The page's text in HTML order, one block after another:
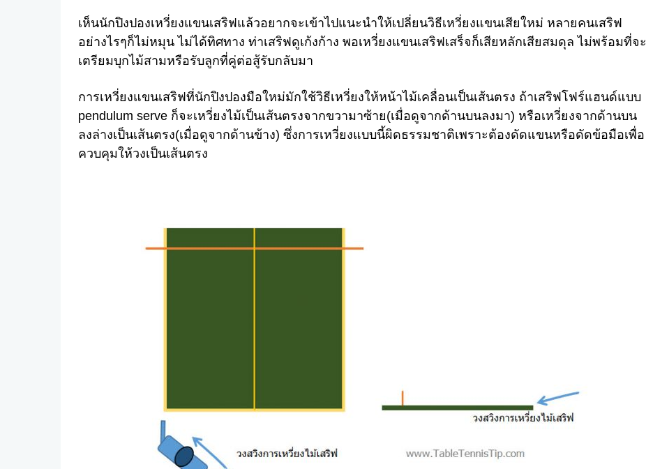
เห็นนักปิงปองเหวี่ยงแขนเสริฟแล้วอยากจะเข้าไปแนะนำให้เปลี่ยนวิธีเหวี่ยงแขนเสียใหม่ หลายคนเสริฟ
อย่างไรๆก็ไม่หมุน ไม่ได้ทิศทาง ท่าเสริฟดูเก้งก้าง พอเหวี่ยงแขนเสริฟเสร็จก็เสียหลักเสียสมดุล ไม่พร้อมที่จะ
เตรียมบุกไม้สามหรือรับลูกที่คู่ต่อสู้รับกลับมา
การเหวี่ยงแขนเสริฟที่นักปิงปองมือใหม่มักใช้วิธีเหวี่ยงให้หน้าไม้เคลื่อนเป็นเส้นตรง ถ้าเสริฟโฟร์แฮนด์แบบ
pendulum serve ก็จะเหวี่ยงไม้เป็นเส้นตรงจากขวามาซ้าย(เมื่อดูจากด้านบนลงมา) หรือเหวี่ยงจากด้านบน
ลงล่างเป็นเส้นตรง(เมื่อดูจากด้านข้าง) ซึ่งการเหวี่ยงแบบนี้ผิดธรรมชาติเพราะต้องดัดแขนหรือดัดข้อมือเพื่อ
ควบคุมให้วงเป็นเส้นตรง